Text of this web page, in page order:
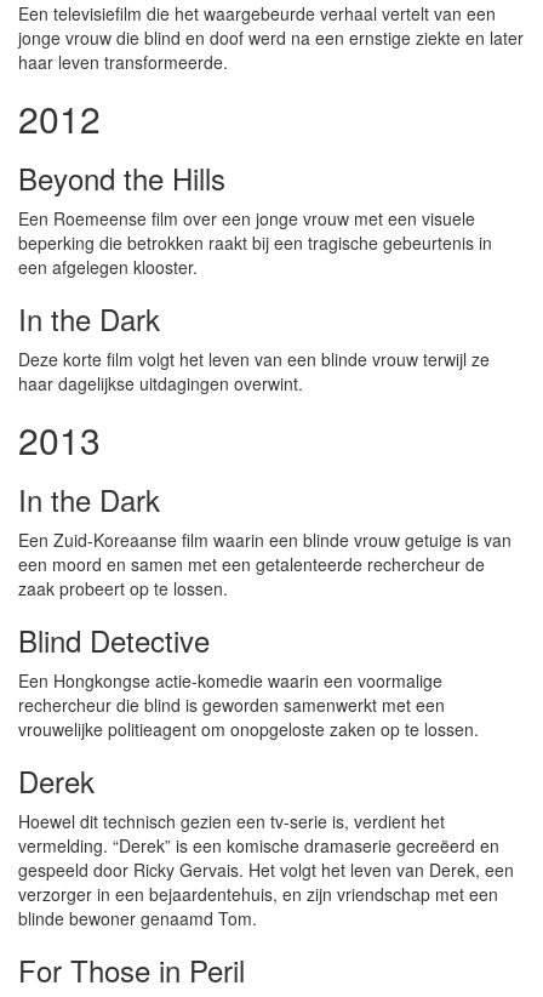
Een televisiefilm die het waargebeurde verhaal vertelt van een
jonge vrouw die blind en doof werd na een ernstige ziekte en later
haar leven transformeerde.
2012
Beyond the Hills
Een Roemeense film over een jonge vrouw met een visuele
beperking die betrokken raakt bij een tragische gebeurtenis in
een afgelegen klooster.
In the Dark
Deze korte film volgt het leven van een blinde vrouw terwijl ze
haar dagelijkse uitdagingen overwint.
2013
In the Dark
Een Zuid-Koreaanse film waarin een blinde vrouw getuige is van
een moord en samen met een getalenteerde rechercheur de
zaak probeert op te lossen.
Blind Detective
Een Hongkongse actie-komedie waarin een voormalige
rechercheur die blind is geworden samenwerkt met een
vrouwelijke politieagent om onopgeloste zaken op te lossen.
Derek
Hoewel dit technisch gezien een tv-serie is, verdient het
vermelding. “Derek” is een komische dramaserie gecreëerd en
gespeeld door Ricky Gervais. Het volgt het leven van Derek, een
verzorger in een bejaardentehuis, en zijn vriendschap met een
blinde bewoner genaamd Tom.
For Those in Peril